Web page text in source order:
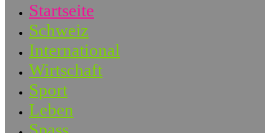
Startseite
Schweiz
International
Wirtschaft
Sport
Leben